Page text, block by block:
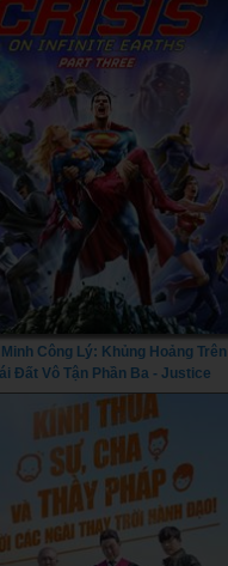
Công Lý: Khủng Hoảng Trên
Đất Vô Tận Phần Ba - Justice
Crisis on Infinite Earths Part
Three (2024) - Vietsub